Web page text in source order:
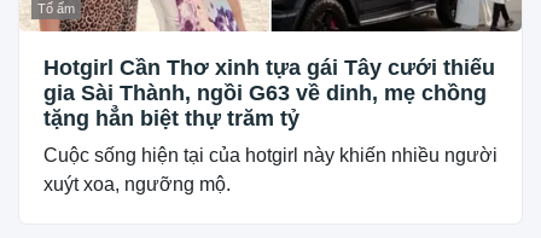
Tổ ấm
Hotgirl Cần Thơ xinh tựa gái Tây cưới thiếu
gia Sài Thành, ngồi G63 về dinh, mẹ chồng
tặng hẳn biệt thự trăm tỷ
Cuộc sống hiện tại của hotgirl này khiến nhiều người
xuýt xoa, ngưỡng mộ.